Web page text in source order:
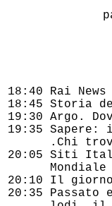
18:40
18:45 Storia
19:30 Argo.
19:35
20:05 Siti
20:10 Il
20:35